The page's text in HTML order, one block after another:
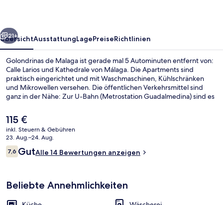
Weiter
21+
ÜbersichtAusstattungLagePreiseRichtlinien
Golondrinas de Malaga ist gerade mal 5 Autominuten entfernt von:
Calle Larios und Kathedrale von Málaga. Die Apartments sind
praktisch eingerichtet und mit Waschmaschinen, Kühlschränken
und Mikrowellen versehen. Die öffentlichen Verkehrsmittel sind
ganz in der Nähe: Zur U-Bahn (Metrostation Guadalmedina) sind es
Der
aktuelle
Preis
beträgt
115 €.
115 €
inkl. Steuern & Gebühren
23. Aug.–24. Aug.
Bewertungen
7,67,6 von 10.
GutAlle 14 Bewertungen anzeigen
Beliebte Annehmlichkeiten